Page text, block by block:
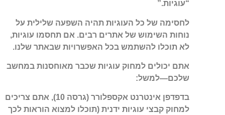
“עוגיות.”
לחסימה של כל העוגיות תהיה השפעה שלילית על
נוחות השימוש של אתרים רבים. אם תחסמו עוגיות,
לא תוכלו להשתמש בכל האפשרויות שבאתר שלנו.
אתם יכולים למחוק עוגיות שכבר מאוחסנות במחשב
שלכם—למשל:
בדפדפן אינטרנט אקספלורר (גרסה 10), אתם צריכים
למחוק קבצי עוגיות ידנית (תוכלו למצוא הוראות לכך